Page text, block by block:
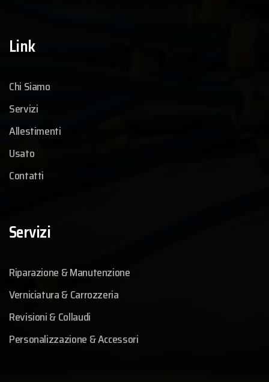
Link
Chi Siamo
Servizi
Allestimenti
Usato
Contatti
Servizi
Riparazione & Manutenzione
Verniciatura & Carrozzeria
Revisioni & Collaudi
Personalizzazione & Accessori